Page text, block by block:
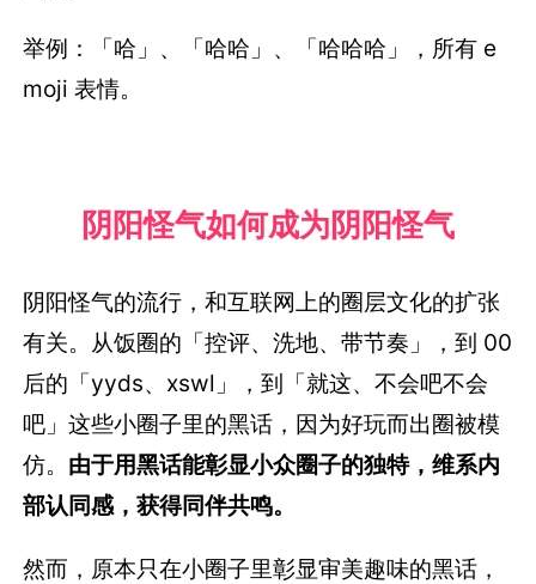
举例：「哈」、「哈哈」、「哈哈哈」，所有 e
moji 表情。
阴阳怪气如何成为阴阳怪气
阴阳怪气的流行，和互联网上的圈层文化的扩张
有关。从饭圈的「控评、洗地、带节奏」，到 00
后的「yyds、xswl」，到「就这、不会吧不会
吧」这些小圈子里的黑话，因为好玩而出圈被模
仿。 由于用黑话能彰显小众圈子的独特，维系内
部认同感，获得同伴共鸣。
然而，原本只在小圈子里彰显审美趣味的黑话，